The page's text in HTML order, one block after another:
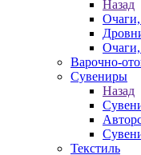
Назад
Варочно-
Сувениры
Назад
Текстиль